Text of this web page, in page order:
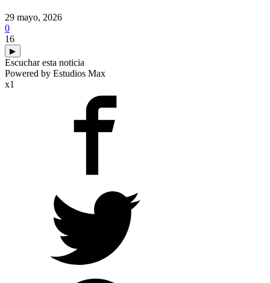
29 mayo, 2026
0
16
▶
Escuchar esta noticia
Powered by Estudios Max
x1